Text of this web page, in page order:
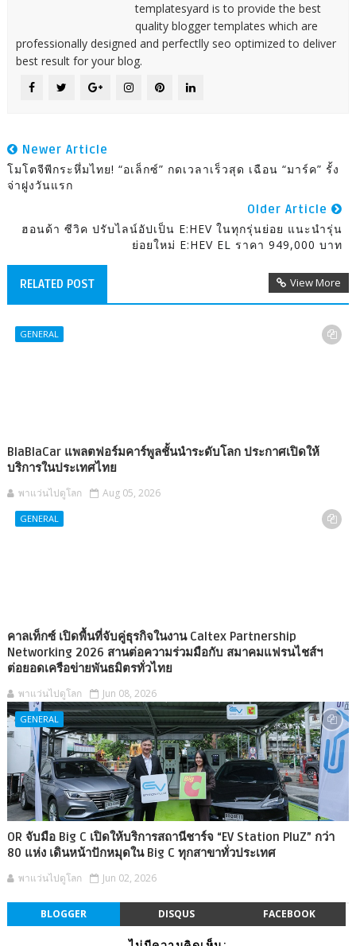
templatesyard is to provide the best
quality blogger templates which are
professionally designed and perfectlly seo optimized to deliver
best result for your blog.
Newer Article
โมโตจีพีกระหึ่มไทย! “อเล็กซ์” กดเวลาเร็วสุด เฉือน “มาร์ค” รั้ง
จ่าฝูงวันแรก
Older Article
ฮอนด้า ซีวิค ปรับไลน์อัปเป็น E:HEV ในทุกรุ่นย่อย แนะนำรุ่น
ย่อยใหม่ E:HEV EL ราคา 949,000 บาท
RELATED POST View More
GENERAL
BlaBlaCar แพลตฟอร์มคาร์พูลชั้นนำระดับโลก ประกาศเปิดให้
บริการในประเทศไทย
พาแว่นไปดูโลก Aug 05, 2026
GENERAL
คาลเท็กซ์ เปิดพื้นที่จับคู่ธุรกิจในงาน Caltex Partnership
Networking 2026 สานต่อความร่วมมือกับ สมาคมแฟรนไชส์ฯ
ต่อยอดเครือข่ายพันธมิตรทั่วไทย
พาแว่นไปดูโลก Jun 08, 2026
GENERAL
OR จับมือ Big C เปิดให้บริการสถานีชาร์จ “EV Station PluZ” กว่า
80 แห่ง เดินหน้าปักหมุดใน Big C ทุกสาขาทั่วประเทศ
พาแว่นไปดูโลก Jun 02, 2026
BLOGGER DISQUS FACEBOOK